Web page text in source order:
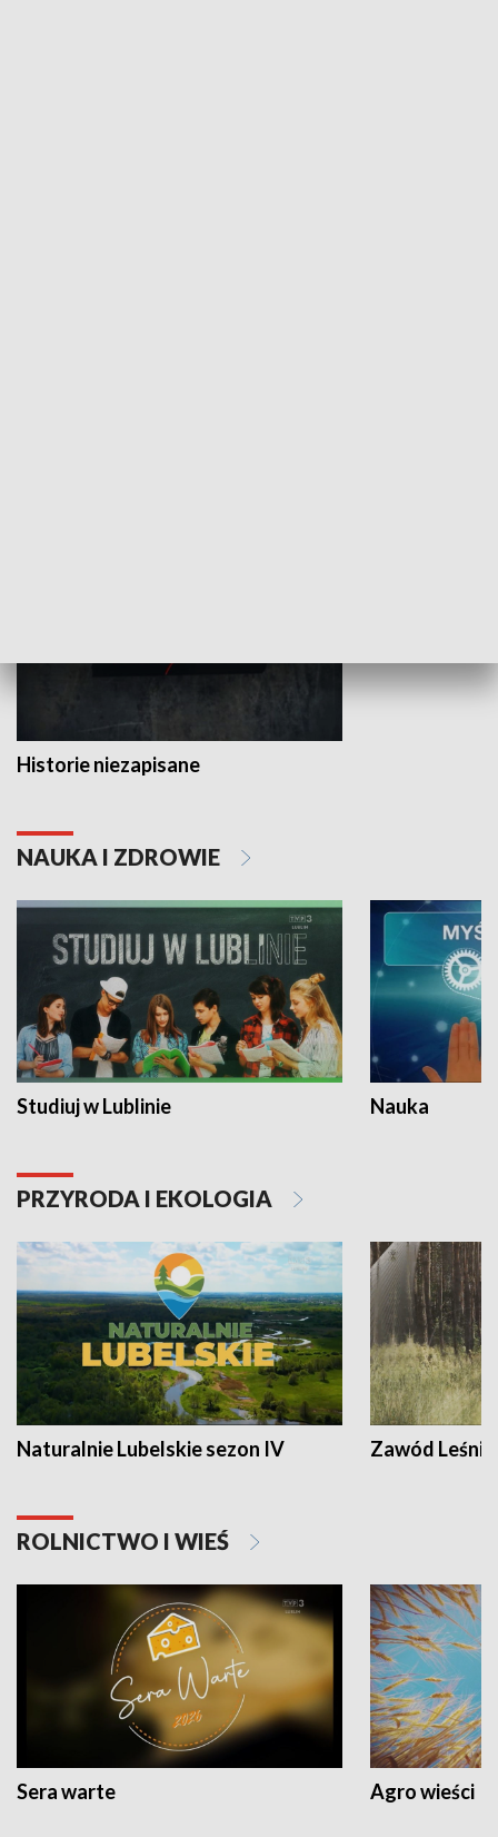
Historie niezapisane
NAUKA I ZDROWIE
Studiuj w Lublinie Nauka
PRZYRODA I EKOLOGIA
Naturalnie Lubelskie sezon IV Zawód Leśnik
ROLNICTWO I WIEŚ
Sera warte Agro wieści